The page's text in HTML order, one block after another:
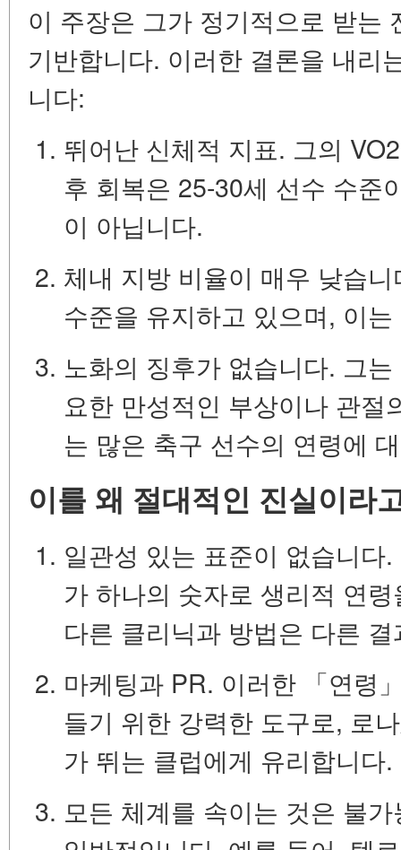
이 주장은 그가 정기적으로 받는
기반합니다. 이러한 결론을 내리
니다:
뛰어난 신체적 지표. 그의
후 회복은 25-30세 선수 수준
이 아닙니다.
체내 지방 비율이 매우 낮습니
수준을 유지하고 있으며, 이
노화의 징후가 없습니다. 그
요한 만성적인 부상이나 관
는 많은 축구 선수의 연령에
이를 왜 절대적인 진실이라
일관성 있는 표준이 없습니다.
가 하나의 숫자로 생리적 연
다른 클리닉과 방법은 다른
마케팅과 PR. 이러한 「연령
들기 위한 강력한 도구로, 로
가 뛰는 클럽에게 유리합니다.
모든 체계를 속이는 것은 불